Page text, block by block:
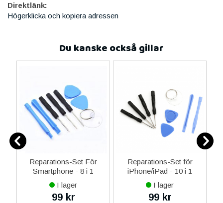
Direktlänk:
Högerklicka och kopiera adressen
Du kanske också gillar
Reparations-Set För
Smartphone - 8 i 1
I lager
99 kr
Reparations-Set för
iPhone/iPad - 10 i 1
I lager
99 kr